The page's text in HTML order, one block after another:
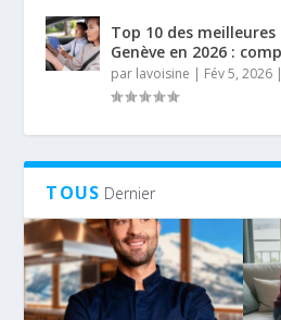
Top 10 des
Genève en 2026 :
par lavoisine | Fév 5, 2026 |
TOUS Dernier